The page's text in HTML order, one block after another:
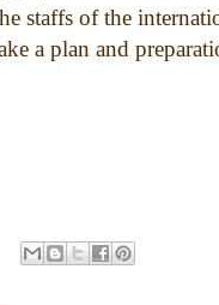
staffs of the
a plan and